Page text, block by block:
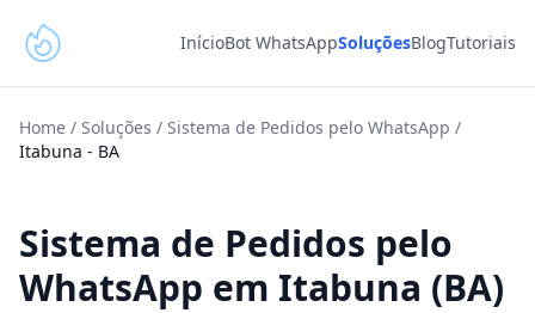
InícioBot WhatsAppSoluçõesBlogTutoriais
Home / Soluções / Sistema de Pedidos pelo WhatsApp /
Itabuna - BA
Sistema de Pedidos pelo
WhatsApp em Itabuna (BA)